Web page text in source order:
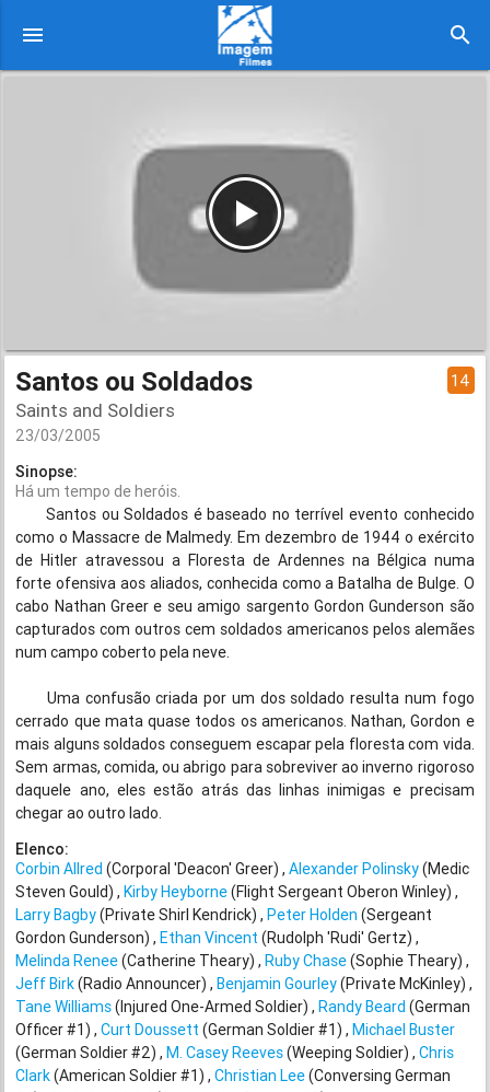
menu search
Santos ou Soldados 14
Saints and Soldiers
23/03/2005
Sinopse:
Há um tempo de heróis.
Santos ou Soldados é baseado no terrível evento conhecido
como o Massacre de Malmedy. Em dezembro de 1944 o exército
de Hitler atravessou a Floresta de Ardennes na Bélgica numa
forte ofensiva aos aliados, conhecida como a Batalha de Bulge. O
cabo Nathan Greer e seu amigo sargento Gordon Gunderson são
capturados com outros cem soldados americanos pelos alemães
num campo coberto pela neve.
Uma confusão criada por um dos soldado resulta num fogo
cerrado que mata quase todos os americanos. Nathan, Gordon e
mais alguns soldados conseguem escapar pela floresta com vida.
Sem armas, comida, ou abrigo para sobreviver ao inverno rigoroso
daquele ano, eles estão atrás das linhas inimigas e precisam
chegar ao outro lado.
Elenco:
Corbin Allred (Corporal 'Deacon' Greer) Alexander Polinsky(Medic
Steven Gould) Kirby Heyborne(Flight Sergeant Oberon Winley)
Larry Bagby(Private Shirl Kendrick) Peter Holden (Sergeant
Gordon Gunderson) Ethan Vincent (Rudolph 'Rudi' Gertz)
Melinda Renee(Catherine Theary) Ruby Chase(Sophie Theary)
Jeff Birk(Radio Announcer) Benjamin Gourley(Private McKinley)
Tane Williams(Injured One-Armed Soldier) Randy Beard (German
Officer #1) Curt Doussett (German Soldier #1) Michael Buster
(German Soldier #2) M. Casey Reeves(Weeping Soldier) Chris
Clark(American Soldier #1) Christian Lee(Conversing German